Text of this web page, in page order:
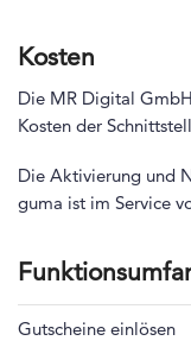
Kosten
Die MR Digital
Kosten der
Die Aktivierung und
guma ist im Service
Gutscheine einlösen